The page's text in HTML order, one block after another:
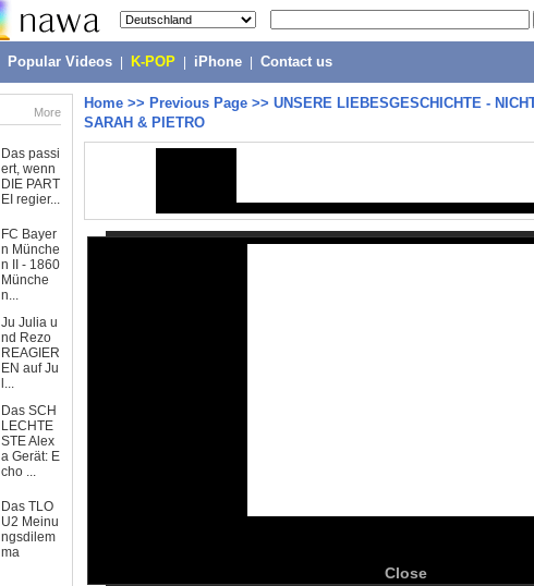
Popular Videos K-POP iPhone Contact us
More
Das passi
ert, wenn
DIE PART
EI regier...
FC Bayer
n Münche
n II - 1860
Münche
n...
Ju Julia u
nd Rezo
REAGIER
EN auf Ju
l...
Das SCH
LECHTE
STE Alex
a Gerät: E
cho ...
Das TLO
U2 Meinu
ngsdilem
ma
Home >> Previous Page >> UNSERE LIEBESGESCHICHTE -
SARAH & PIETRO
Close